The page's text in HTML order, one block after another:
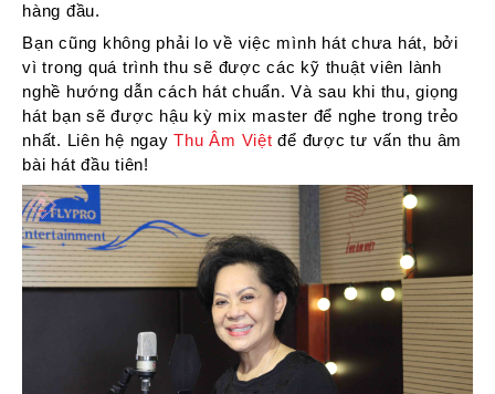
hàng đầu.
Bạn cũng không phải lo về việc mình hát chưa hát, bởi
vì trong quá trình thu sẽ được các kỹ thuật viên lành
nghề hướng dẫn cách hát chuẩn. Và sau khi thu, giọng
hát bạn sẽ được hậu kỳ mix master để nghe trong trẻo
nhất. Liên hệ ngayThu Âm Việt để được tư vấn thu âm
bài hát đầu tiên!